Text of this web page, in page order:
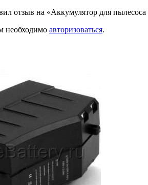
отзыв на «Аккумулятор для
необходимо авторизоваться.